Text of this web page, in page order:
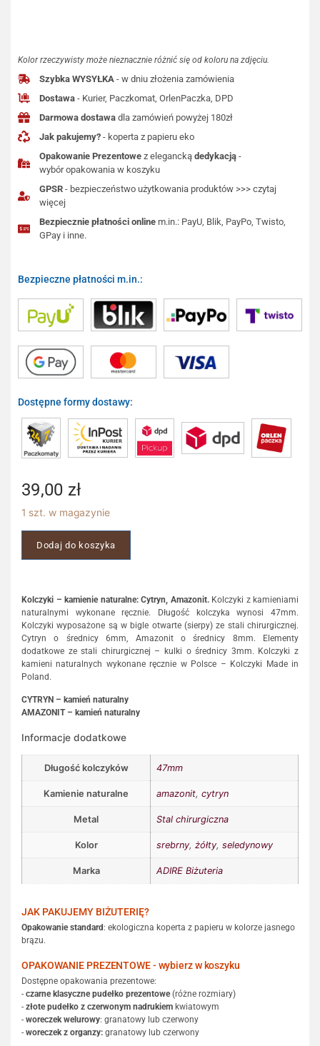
Kolor rzeczywisty może nieznacznie różnić się od koloru na zdjęciu.
Szybka WYSYŁKA - w dniu złożenia zamówienia
Dostawa - Kurier, Paczkomat, OrlenPaczka, DPD
Darmowa dostawa dla zamówień powyżej 180zł
Jak pakujemy? - koperta z papieru eko
Opakowanie Prezentowe z eleganckądedykacją -
wybór opakowania w koszyku
GPSR - bezpieczeństwo użytkowania produktów >>> czytaj
więcej
Bezpiecznie płatności online m.in.: PayU, Blik, PayPo, Twisto,
GPay i inne.
Bezpieczne płatności m.in.:
Dostępne formy dostawy:
39,00 zł
1 szt. w magazynie
Dodaj do koszyka
Kolczyki – kamienie naturalne: Cytryn, Amazonit.Kolczyki z kamieniami
naturalnymi wykonane ręcznie. Długość kolczyka wynosi 47mm.
Kolczyki wyposażone są w bigle otwarte (sierpy) ze stali chirurgicznej.
Cytryn o średnicy 6mm, Amazonit o średnicy 8mm. Elementy
dodatkowe ze stali chirurgicznej – kulki o średnicy 3mm. Kolczyki z
kamieni naturalnych wykonane ręcznie w Polsce – Kolczyki Made in
Poland.
CYTRYN – kamień naturalny
AMAZONIT – kamień naturalny
Informacje dodatkowe
Długość kolczyków 47mm
Kamienie naturalne amazonit, cytryn
Metal Stal chirurgiczna
Kolor srebrny, żółty, seledynowy
Marka ADIRE Biżuteria
JAK PAKUJEMY BIŻUTERIĘ?
Opakowanie standard: ekologiczna koperta z papieru w kolorze jasnego
brązu.
OPAKOWANIE PREZENTOWE - wybierz w koszyku
Dostępne opakowania prezentowe:
- czarne klasyczne pudełko prezentowe(różne rozmiary)
- złote pudełko z czerwonym nadrukiem kwiatowym
- woreczek welurowy: granatowy lub czerwony
- woreczek z organzy: granatowy lub czerwony